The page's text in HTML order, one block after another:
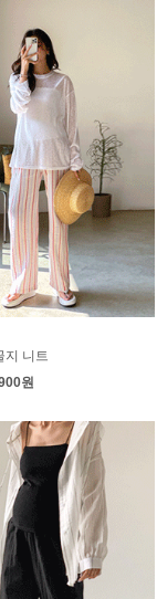
지 니트
원